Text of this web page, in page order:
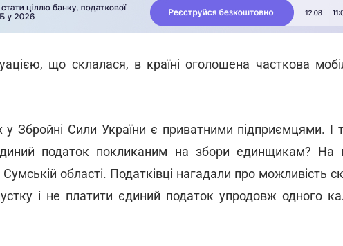
що склалася, в країні оголошена часткова
у Збройні Сили України є приватними підприємцями. І
податок покликаним на збори единщикам? На
області. Податківці нагадали про можливість
і не платити єдиний податок упродовж одного